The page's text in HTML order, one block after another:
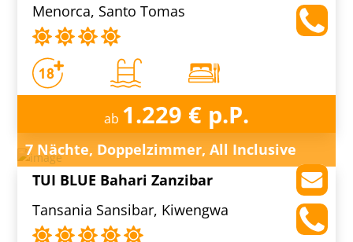
Menorca, Santo Tomas
ab 1.229 € p.P.
7 Nächte, Doppelzimmer, All Inclusive
TUI BLUE Bahari Zanzibar
Tansania Sansibar, Kiwengwa